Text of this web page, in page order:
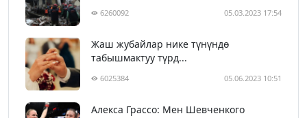
6260092 05.03.2023 17:54
Жаш жубайлар нике түнүндө
табышмактуу түрд...
6025384 05.06.2023 10:51
Алекса Грассо: Мен Шевченкого